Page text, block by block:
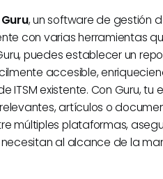
Guru, un software de gestión
con varias herramientas
puedes establecer un
accesible,
ITSM existente. Con Guru, tu
artículos o
múltiples plataformas,
al alcance de la